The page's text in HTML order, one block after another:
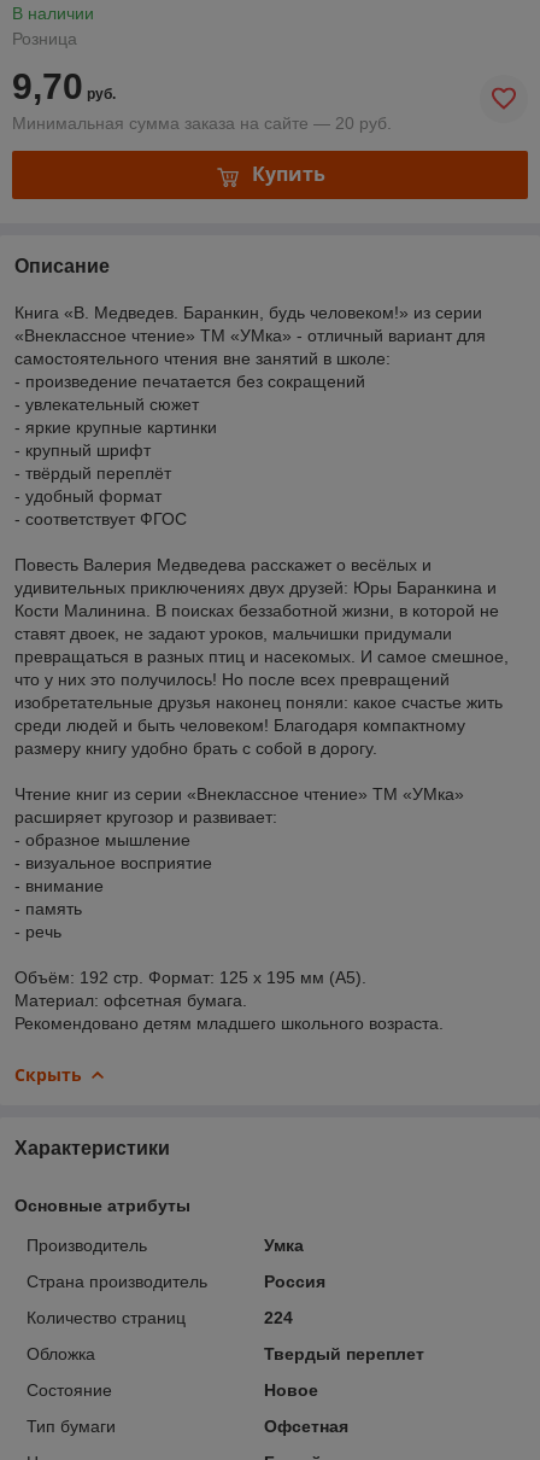
В наличии
Розница
9,70 руб.
Минимальная сумма заказа на сайте — 20 руб.
Купить
Описание
Книга «В. Медведев. Баранкин, будь человеком!» из серии
«Внеклассное чтение» ТМ «УМка» - отличный вариант для
самостоятельного чтения вне занятий в школе:
- произведение печатается без сокращений
- увлекательный сюжет
- яркие крупные картинки
- крупный шрифт
- твёрдый переплёт
- удобный формат
- соответствует ФГОС
Повесть Валерия Медведева расскажет о весёлых и
удивительных приключениях двух друзей: Юры Баранкина и
Кости Малинина. В поисках беззаботной жизни, в которой не
ставят двоек, не задают уроков, мальчишки придумали
превращаться в разных птиц и насекомых. И самое смешное,
что у них это получилось! Но после всех превращений
изобретательные друзья наконец поняли: какое счастье жить
среди людей и быть человеком! Благодаря компактному
размеру книгу удобно брать с собой в дорогу.
Чтение книг из серии «Внеклассное чтение» ТМ «УМка»
расширяет кругозор и развивает:
- образное мышление
- визуальное восприятие
- внимание
- память
- речь
Объём: 192 стр. Формат: 125 х 195 мм (А5).
Материал: офсетная бумага.
Рекомендовано детям младшего школьного возраста.
Скрыть
Характеристики
Основные атрибуты
Производитель
Умка
Страна производитель
Россия
Количество страниц
224
Обложка
Твердый переплет
Состояние
Новое
Тип бумаги
Офсетная